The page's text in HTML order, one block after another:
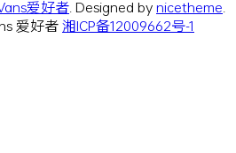
爱好者 . Designed bynicetheme
爱好者湘ICP备12009662号-1